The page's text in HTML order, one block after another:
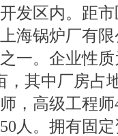
发区内。距
海锅炉厂有
一。企业性
，其中厂房占
，高级工程
人。拥有固